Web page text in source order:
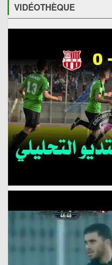
VIDÉOTHÈQUE